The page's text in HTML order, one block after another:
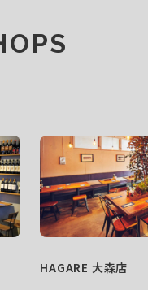
HAGARE 大森店